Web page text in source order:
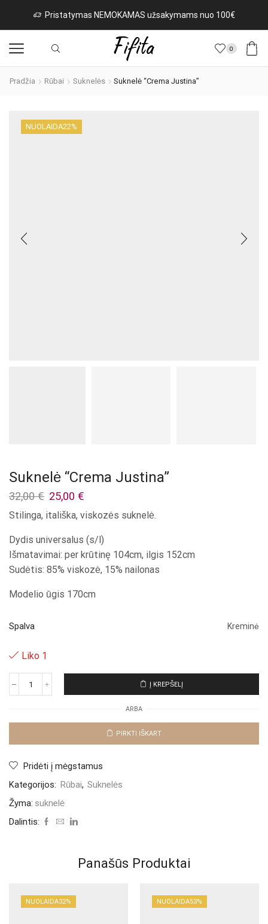
NEMOKAMAS užsakymams nuo 100€
0
Pradžia Rūbai Suknelės Suknelė “Crema Justina”
NUOLAIDA22%
Suknelė “Crema Justina”
32,00€ Original
price
was:
32,00 €.
25,00 €
is:
25,00 €.
Stilinga, itališka, viskozės suknelė.
Dydis universalus (s/l)
Išmatavimai: per krūtinę 104cm, ilgis 152cm
Sudėtis: 85% viskozė, 15% nailonas
Modelio ūgis 170cm
Spalva Kreminė
Liko 1
produkto
"Crema
Į KREPŠELĮ
ARBA
PIRKTI IŠKART
Pridėti į mėgstamus
Kategorijos: Rūbai, Suknelės
Žyma: suknelė
Dalintis:
Panašūs Produktai
NUOLAIDA32% NUOLAIDA53%